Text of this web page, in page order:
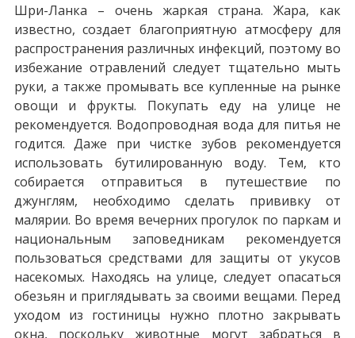
Шри-Ланка – очень жаркая страна. Жара, как
известно, создает благоприятную атмосферу для
распространения различных инфекций, поэтому во
избежание отравлений следует тщательно мыть
руки, а также промывать все купленные на рынке
овощи и фрукты. Покупать еду на улице не
рекомендуется. Водопроводная вода для питья не
годится. Даже при чистке зубов рекомендуется
использовать бутилированную воду. Тем, кто
собирается отправиться в путешествие по
джунглям, необходимо сделать прививку от
малярии. Во время вечерних прогулок по паркам и
национальным заповедникам рекомендуется
пользоваться средствами для защиты от укусов
насекомых. Находясь на улице, следует опасаться
обезьян и приглядывать за своими вещами. Перед
уходом из гостиницы нужно плотно закрывать
окна, поскольку животные могут забраться в